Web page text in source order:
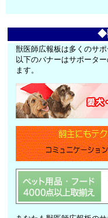
◆
獣医師広報板は多くのサ
以下のバナーはサポータ
ます。